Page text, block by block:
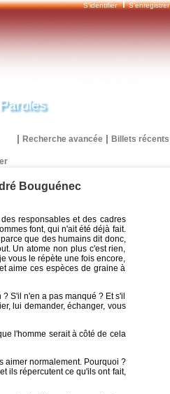
S'identifier S'enregistrer
| Recherche avancée| Billets récents
Paroles
Bouguénec
responsables et des cadres
font, qui n'ait été déjà fait.
que des humains dit donc,
Un atome non plus c'est rien,
vous le répète une fois encore,
aime ces espèces de graine à
S'il n'en a pas manqué ? Et s'il
lui demander, échanger, vous
l'homme serait à côté de cela
aimer normalement. Pourquoi ?
ils répercutent ce qu'ils ont fait,